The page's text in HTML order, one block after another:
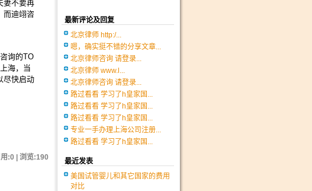
妻不要再
而迪翊咨
询的TO
海，当
尽快启动
:0 | 浏览:190
最新评论及回复
北京律师 http:/...
嗯，确实挺不错的分享文章...
北京律师咨询 请登录...
北京律师 www.l...
北京律师咨询 请登录...
路过看看 学习了h皇家国...
路过看看 学习了h皇家国...
路过看看 学习了h皇家国...
专业一手办理上海公司注册...
路过看看 学习了h皇家国...
最近发表
美国试管婴儿和其它国家的费用
对比